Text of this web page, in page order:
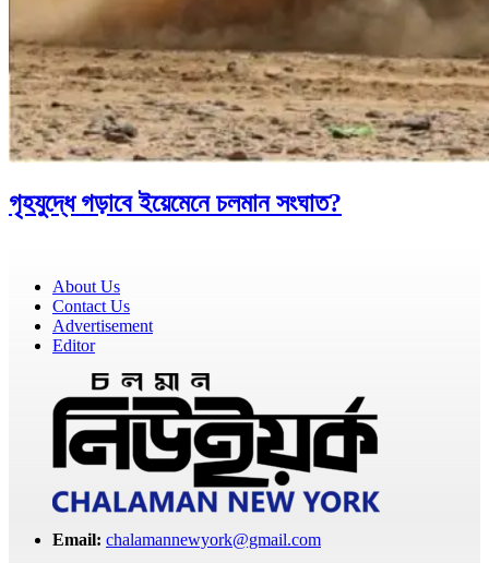
গৃহযুদ্ধে গড়াবে ইয়েমেনে চলমান সংঘাত?
About Us
Contact Us
Advertisement
Editor
Email: chalamannewyork@gmail.com